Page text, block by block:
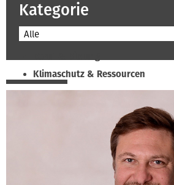
Kategorie
Alle
Klimaschutz & Ressourcen
Normen & Fachregeln
Prävention & Arbeitsschutz
Soziales & Tarifpolitik
Verband & Innungen